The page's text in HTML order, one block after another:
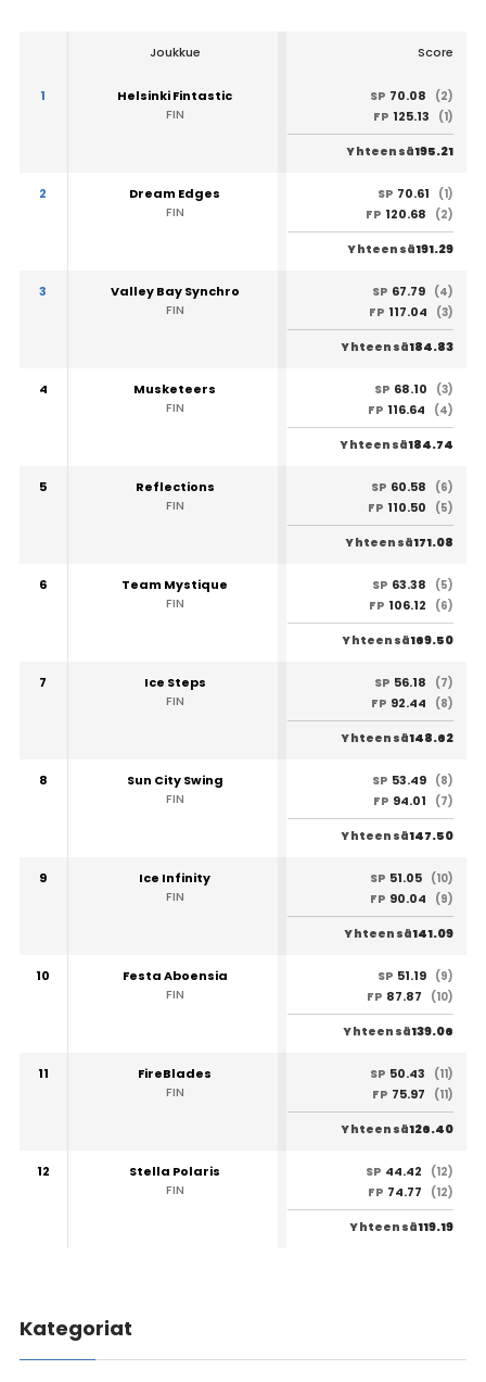
Joukkue Score
1
Helsinki Fintastic
FIN
SP 70.08
(2)
FP 125.13 (1)
Yhteensä195.21
2
Dream Edges
FIN
SP 70.61
(1)
FP 120.68 (2)
Yhteensä191.29
3
Valley Bay Synchro
FIN
SP 67.79 (4)
FP 117.04 (3)
Yhteensä184.83
4
Musketeers
FIN
SP 68.10
(3)
FP 116.64 (4)
Yhteensä184.74
5
Reflections
FIN
SP 60.58
(6)
FP 110.50 (5)
Yhteensä171.08
6
Team Mystique
FIN
SP 63.38
(5)
FP 106.12 (6)
Yhteensä169.50
7
Ice Steps
FIN
SP 56.18
(7)
FP 92.44 (8)
Yhteensä148.62
8
Sun City Swing
FIN
SP 53.49 (8)
FP 94.01 (7)
Yhteensä147.50
9
Ice Infinity
FIN
SP 51.05 (10)
FP 90.04 (9)
Yhteensä141.09
10
Festa Aboensia
FIN
SP 51.19 (9)
FP 87.87 (10)
Yhteensä139.06
11
FireBlades
FIN
SP 50.43
(11)
FP 75.97 (11)
Yhteensä126.40
12
Stella Polaris
FIN
SP 44.42
(12)
FP 74.77 (12)
Yhteensä119.19
Kategoriat